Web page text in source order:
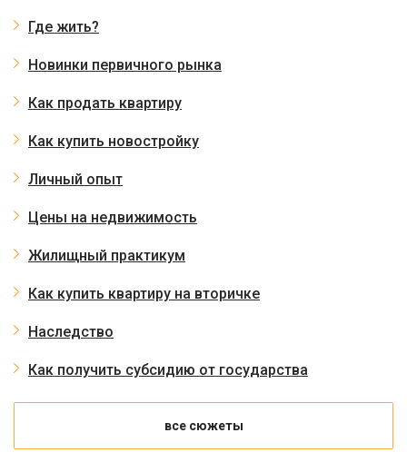
Где жить?
Новинки первичного рынка
Как продать квартиру
Как купить новостройку
Личный опыт
Цены на недвижимость
Жилищный практикум
Как купить квартиру на вторичке
Наследство
Как получить субсидию от государства
все сюжеты